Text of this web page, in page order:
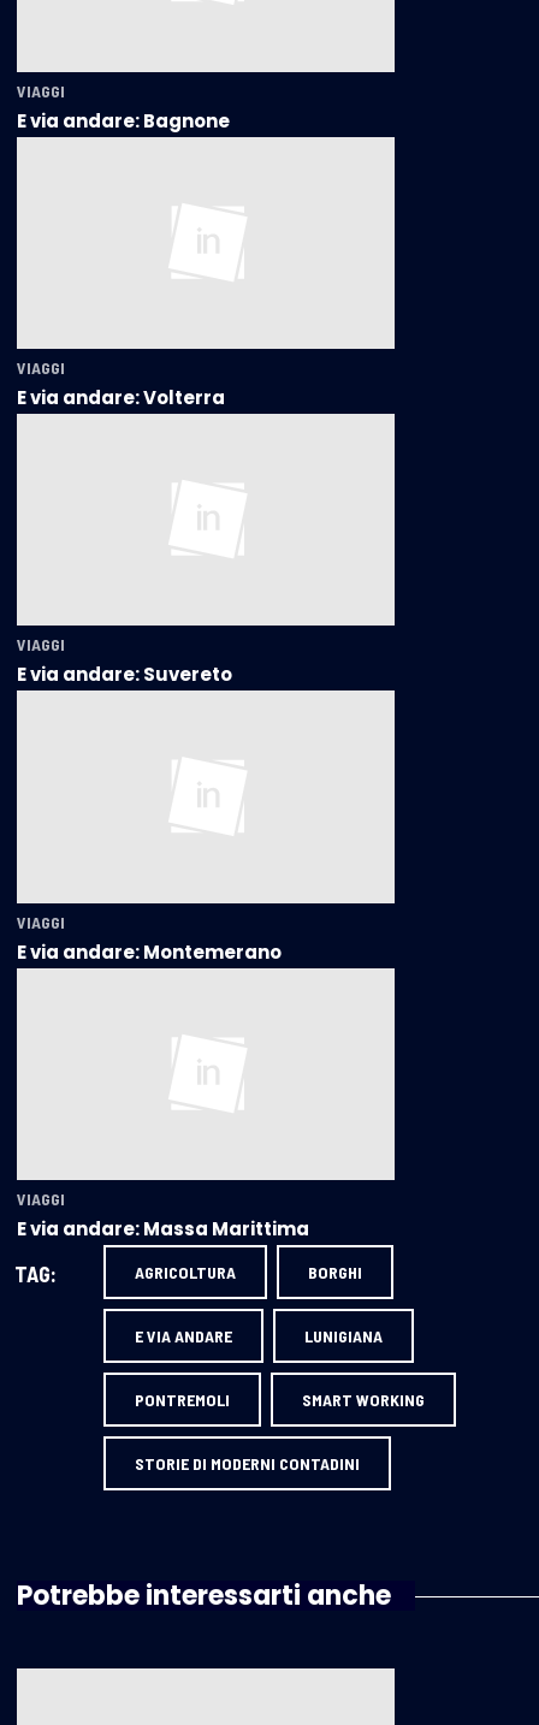
VIAGGI
E via andare: Bagnone
VIAGGI
E via andare: Volterra
VIAGGI
E via andare: Suvereto
VIAGGI
E via andare: Montemerano
VIAGGI
E via andare: Massa Marittima
TAG: AGRICOLTURA BORGHI
E VIA ANDARE LUNIGIANA
PONTREMOLI SMART WORKING
STORIE DI MODERNI CONTADINI
Potrebbe interessarti anche